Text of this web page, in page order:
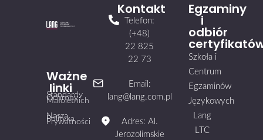
Ważne
linki
Standardy
Ochrony
Małoletnich
Nasza
Polityka
Prywatności
Kontakt
Telefon:
(+48)
22 825
22 73
Email:
lang@lang.com.pl
Adres: Al.
Jerozolimskie
Egzaminy
i
odbiór
Szkoła i
Centrum
Egzaminów
Językowych
Lang
LTC